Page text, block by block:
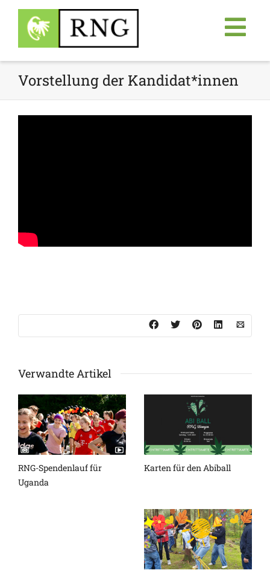
Vorstellung der Kandidat*innen
Verwandte Artikel
RNG-Spendenlauf für
Uganda
Karten für den Abiball